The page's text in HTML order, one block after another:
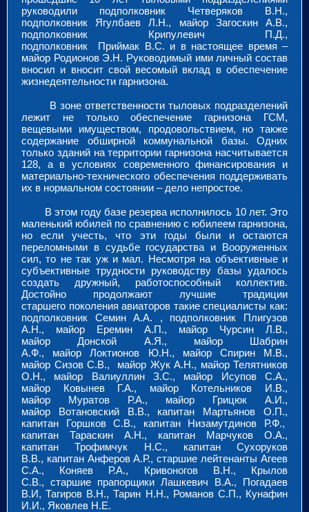
руководили подполковник Четверяков В.Н.,
подполковник Ягулбаев Л.Н., майор Загоскин А.В.,
подполковник Крипулевич П.Д.,
подполковник Приймак В.С. и в настоящее время –
майор Родионов Э.Н. Руководимый ими личный состав
вносил и вносит свой весомый вклад в обеспечение
жизнедеятельности гарнизона.
В зоне ответственности тыловых подразделений
лежит не только обеспечение гарнизона ГСМ,
вещевыми имуществом, продовольствием, но также
содержание обширной коммунальной базы. Одних
только зданий на территории гарнизона насчитывается
128, а в условиях современного финансирования и
материально-технического обеспечения поддерживать
их в нормальном состоянии – дело непростое.
В этом году базе резерва исполнилось 10 лет. Это
маленький юбилей по сравнению с юбилеем гарнизона,
но если учесть, что эти годы были и остаются
переломными в судьбе государства и Вооруженных
сил, то не так уж и мал. Несмотря на объективные и
субъективные трудности руководству базы удалось
создать дружный, работоспособный коллектив.
Достойно продолжают лучшие традиции
старшего поколения авиаторов такие специалисты как:
подполковник Семин А.А. , подполковник Плигузов
А.Н., майор Еремин А.П., майор Чурсин Л.В.,
майор Донской А.Я., майор Шабрин
А.Ф., майор Локтионов Ю.Н., майор Спирин М.В.,
майор Сизов С.В., майор Жук А.Н., майор Телятников
О.Н., майор Валиуллин З.С., майор Исупов С.А.,
майор Ковынев Г.А., майор Котельников И.В.,
майор Муратов Р.А., майор Грицюк А.И.,
майор Вотановский В.В., капитан Мартьянов О.П.,
капитан Горшков С.В., капитан Низамутдинов Р.Ф.,
капитан Тараскин А.Н., капитан Марчуков О.А.,
капитан Трофимчук Н.С., капитан Сухоруков
В.В., капитан Анферов А.Р., старшие лейтенанты Агеев
С.А., Коняев Р.А., Кривоногов В.Н., Крылов
С.В., старшие прапорщики Лашкевич В.А., Погадаев
В.И, Тагиров В.Н., Тарин Н.Н., Романов С.П., Кунафин
И.И., Яковлев Н.Е.